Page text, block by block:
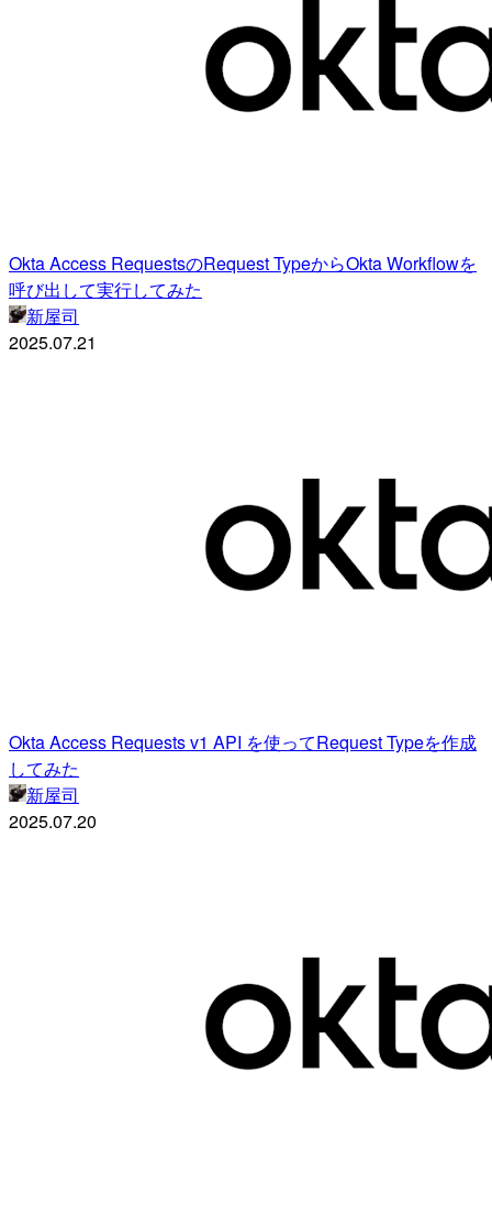
Okta Access RequestsのRequest TypeからOkta Workflowを
呼び出して実行してみた
新屋司
2025.07.21
Okta Access Requests v1 API を使ってRequest Typeを作成
してみた
新屋司
2025.07.20